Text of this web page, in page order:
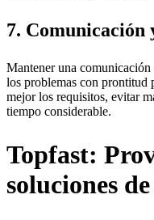
7. Comunicación
Mantener una
los problemas con prontitud
mejor los requisitos, evitar
tiempo considerable.
Topfast:
soluciones